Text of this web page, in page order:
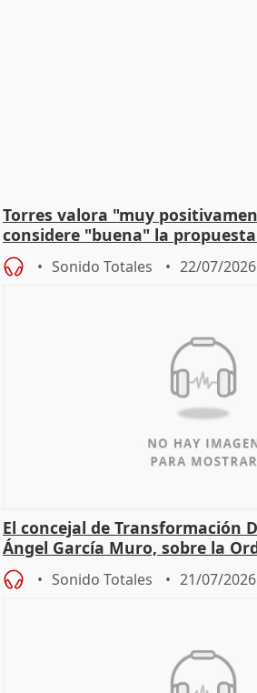
Torres valora "muy
considere "buena" la propuesta
Sonido Totales 22/07/2026
El concejal de Transformación
Ángel García Muro, sobre la
Sonido Totales 21/07/2026